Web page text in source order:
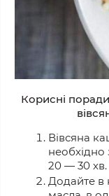
Корисні поради
Вівсяна
необхідно
20 — 30 хв.
Додайте в